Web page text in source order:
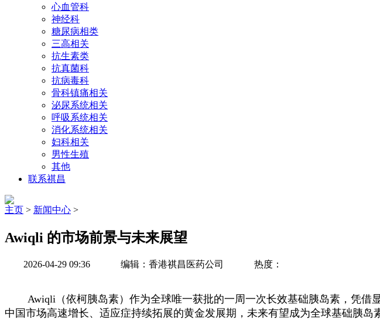
心血管科
神经科
糖尿病相类
三高相关
抗生素类
抗真菌科
抗病毒科
骨科镇痛相关
泌尿系统相关
呼吸系统相关
消化系统相关
妇科相关
男性生殖
其他
联系祺昌
主页 > 新闻中心 >
Awiqli 的市场前景与未来展望
2026-04-29 09:36 编辑：香港祺昌医药公司 热度：
Awiqli（依柯胰岛素）作为全球唯一获批的一周一次长效基础胰岛素，凭借
中国市场高速增长、适应症持续拓展的黄金发展期，未来有望成为全球基础胰岛